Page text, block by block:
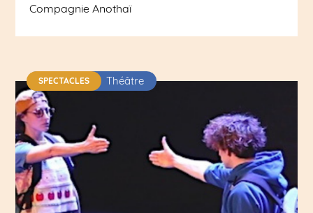
Compagnie Anothaï
SPECTACLES Théâtre